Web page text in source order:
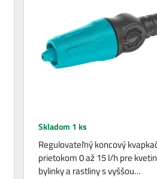
Skladom 1 ks
Regulovateľný koncový
prietokom 0 až 15 l/h pre
bylinky a rastliny s vyššou…